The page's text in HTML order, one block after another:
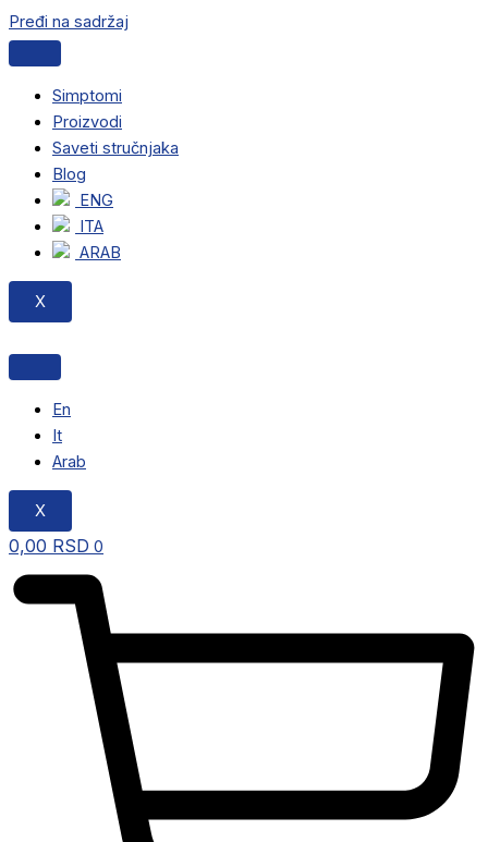
Pređi na sadržaj
Simptomi
Proizvodi
Saveti stručnjaka
Blog
ENG
ITA
ARAB
X
En
It
Arab
X
0,00 RSD 0